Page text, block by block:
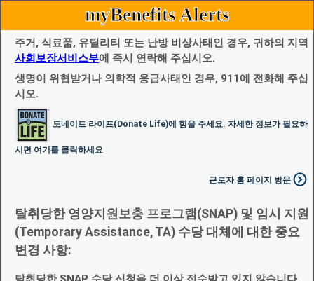
myBenefits Alerts
주거, 식료품, 유틸리티 또는 난방 비상사태인 경우, 귀하의 지역
사회보장서비스부에 즉시 연락해 주십시오.
생명이 위협받거나 의학적 응급사태인 경우, 911에 전화해 주십
시오.
도네이트 라이프(Donate Life)에 힘을 주세요. 자세한 정보가 필요하
시면 여기를 클릭하세요
근로자 홈 페이지 방문
탈취당한 영양지원보충 프로그램(SNAP) 및 임시 지원
(Temporary Assistance, TA) 수당 대체에 대한 중요
변경 사항: